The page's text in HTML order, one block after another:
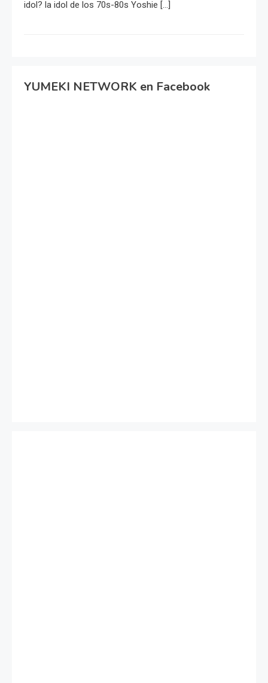
idol? la idol de los 70s-80s Yoshie […]
YUMEKI NETWORK en Facebook